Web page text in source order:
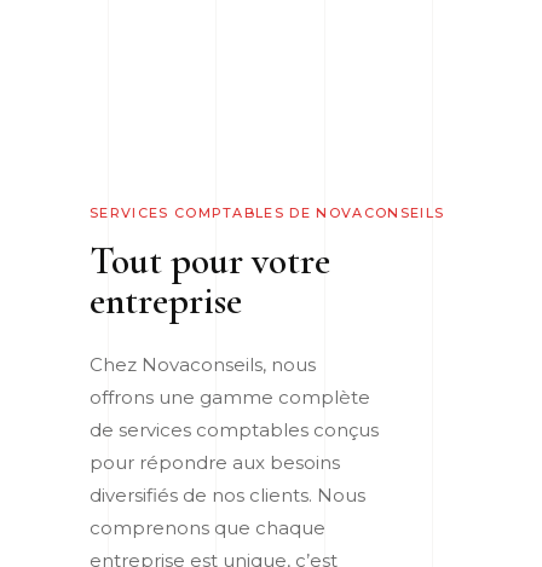
SERVICES COMPTABLES DE NOVACONSEILS
Tout pour votre
entreprise
Chez Novaconseils, nous
offrons une gamme complète
de services comptables conçus
pour répondre aux besoins
diversifiés de nos clients. Nous
comprenons que chaque
entreprise est unique, c’est